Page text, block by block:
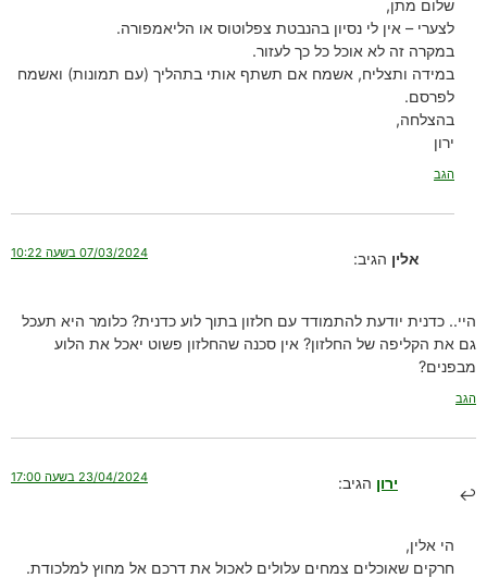
שלום מתן,
לצערי – אין לי נסיון בהנבטת צפלוטוס או הליאמפורה.
במקרה זה לא אוכל כל כך לעזור.
במידה ותצליח, אשמח אם תשתף אותי בתהליך (עם תמונות) ואשמח
לפרסם.
בהצלחה,
ירון
הגב
אלין הגיב: 07/03/2024 בשעה 10:22
היי.. כדנית יודעת להתמודד עם חלזון בתוך לוע כדנית? כלומר היא תעכל
גם את הקליפה של החלזון? אין סכנה שהחלזון פשוט יאכל את הלוע
מבפנים?
הגב
ירון הגיב: 23/04/2024 בשעה 17:00
הי אלין,
חרקים שאוכלים צמחים עלולים לאכול את דרכם אל מחוץ למלכודת.